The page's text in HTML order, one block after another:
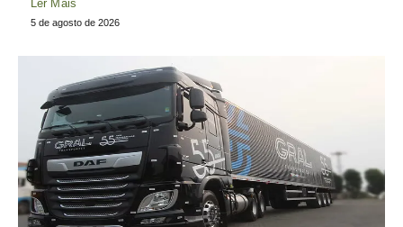
Ler Mais
5 de agosto de 2026